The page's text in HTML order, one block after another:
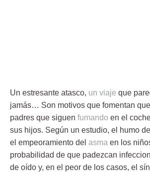
Un estresante atasco, un viaje que
jamás… Son motivos que fomentan
padres que siguen fumando en el
sus hijos. Según un estudio, el humo
el empeoramiento del asma en los
probabilidad de que padezcan
de oído y, en el peor de los casos, el